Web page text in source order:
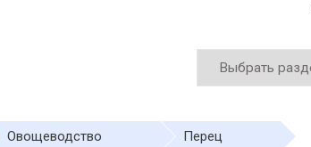
Овощеводство Перец